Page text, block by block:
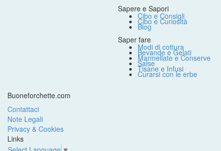
Sapere e Sapori
Cibo e Consigli
Cibo e Curiosità
Blog
Saper fare
Modi di cottura
Bevande e Gelati
Marmellate e Conserve
Salse
Tisane e Infusi
Curarsi con le erbe
Buoneforchette.com
Contattaci
Note Legali
Privacy & Cookies
Links